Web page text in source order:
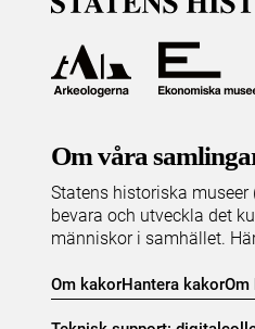
Om våra
Statens historiska
bevara och utveckla det
människor i samhället.
Om kakorHantera kakorOm